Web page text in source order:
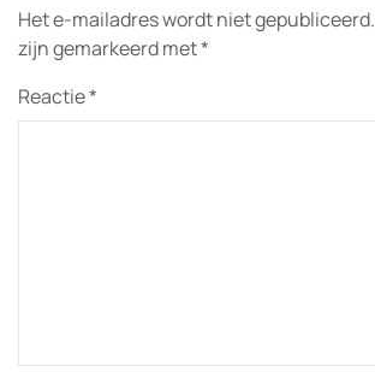
Het e-mailadres wordt niet gepubliceerd.
zijn gemarkeerd met*
Reactie*